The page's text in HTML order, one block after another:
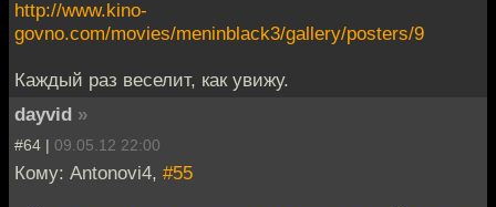
http://www.kino-
govno.com/movies/meninblack3/gallery/posters/9
Каждый раз веселит, как увижу.
dayvid »
#64 | 09.05.12 22:00
Кому: Antonovi4, #55